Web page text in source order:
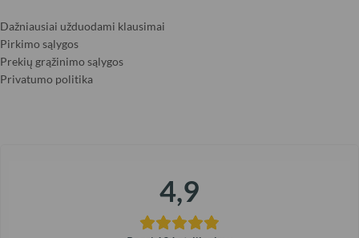
Dažniausiai užduodami klausimai
Pirkimo sąlygos
Prekių grąžinimo sąlygos
Privatumo politika
4,9